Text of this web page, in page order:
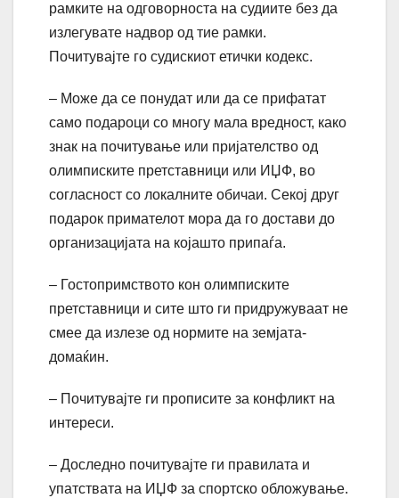
рамките на одговорноста на судиите без да
излегувате надвор од тие рамки.
Почитувајте го судискиот етички кодекс.
– Може да се понудат или да се прифатат
само подароци со многу мала вредност, како
знак на почитување или пријателство од
олимписките претставници или ИЏФ, во
согласност со локалните обичаи. Секој друг
подарок примателот мора да го достави до
организацијата на којашто припаѓа.
– Гостопримството кон олимписките
претставници и сите што ги придружуваат не
смее да излезе од нормите на земјата-
домаќин.
– Почитувајте ги прописите за конфликт на
интереси.
– Доследно почитувајте ги правилата и
упатствата на ИЏФ за спортско обложување.